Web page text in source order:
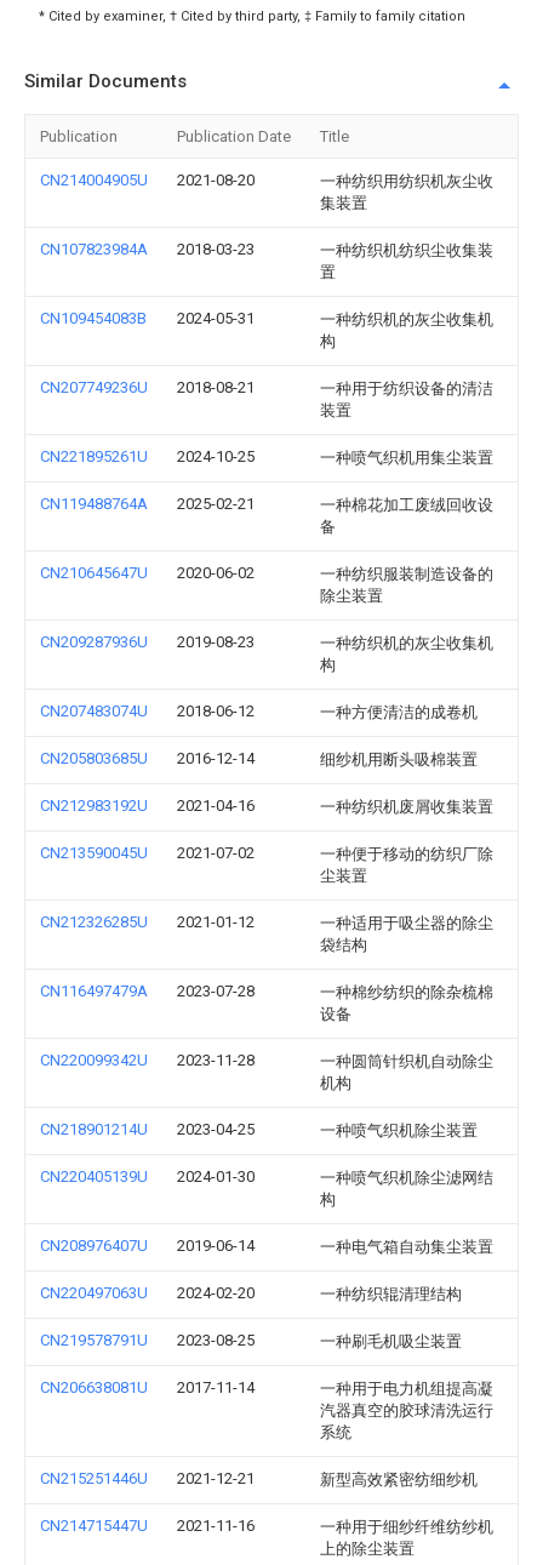
* Cited by examiner, † Cited by third party, ‡ Family to family citation
Similar Documents
Publication Publication Date Title
CN214004905U 2021-08-20
一种纺织用纺织机灰尘收
集装置
CN107823984A 2018-03-23
一种纺织机纺织尘收集装
置
CN109454083B 2024-05-31
一种纺织机的灰尘收集机
构
CN207749236U 2018-08-21
一种用于纺织设备的清洁
装置
CN221895261U 2024-10-25 一种喷气织机用集尘装置
CN119488764A 2025-02-21
一种棉花加工废绒回收设
备
CN210645647U 2020-06-02
一种纺织服装制造设备的
除尘装置
CN209287936U 2019-08-23
一种纺织机的灰尘收集机
构
CN207483074U 2018-06-12 一种方便清洁的成卷机
CN205803685U 2016-12-14 细纱机用断头吸棉装置
CN212983192U 2021-04-16 一种纺织机废屑收集装置
CN213590045U 2021-07-02
一种便于移动的纺织厂除
尘装置
CN212326285U 2021-01-12
一种适用于吸尘器的除尘
袋结构
CN116497479A 2023-07-28
一种棉纱纺织的除杂梳棉
设备
CN220099342U 2023-11-28
一种圆筒针织机自动除尘
机构
CN218901214U 2023-04-25 一种喷气织机除尘装置
CN220405139U 2024-01-30
一种喷气织机除尘滤网结
构
CN208976407U 2019-06-14 一种电气箱自动集尘装置
CN220497063U 2024-02-20 一种纺织辊清理结构
CN219578791U 2023-08-25 一种刷毛机吸尘装置
CN206638081U 2017-11-14
一种用于电力机组提高凝
汽器真空的胶球清洗运行
系统
CN215251446U 2021-12-21 新型高效紧密纺细纱机
CN214715447U 2021-11-16
一种用于细纱纤维纺纱机
上的除尘装置